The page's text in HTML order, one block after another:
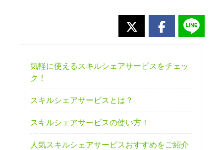
気軽に使えるスキルシェアサービスをチェッ
ク！
スキルシェアサービスとは？
スキルシェアサービスの使い方！
人気スキルシェアサービスおすすめをご紹介